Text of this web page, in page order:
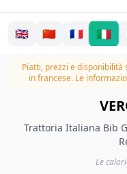
🇬🇧 🇨🇳 🇫🇷 🇮🇹
Piatti, prezzi e
in francese. Le
Trattoria Italiana Bib
Le